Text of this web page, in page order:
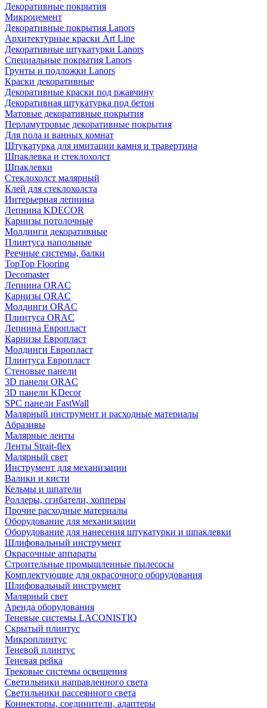
Декоративные покрытия
Микроцемент
Декоративные покрытия Lanors
Архитектурные краски Art Line
Декоративные штукатурки Lanors
Специальные покрытия Lanors
Грунты и подложки Lanors
Краски декоративные
Декоративные краски под ржавчину
Декоративная штукатурка под бетон
Матовые декоративные покрытия
Перламутровые декоративные покрытия
Для пола и ванных комнат
Штукатурка для имитации камня и травертина
Шпаклевка и стеклохолст
Шпаклевки
Стеклохолст малярный
Клей для стеклохолста
Интерьерная лепнина
Лепнина KDECOR
Карнизы потолочные
Молдинги декоративные
Плинтуса напольные
Реечные системы, балки
TopTop Flooring
Decomaster
Лепнина ORAC
Карнизы ORAC
Молдинги ORAC
Плинтуса ORAC
Лепнина Европласт
Карнизы Европласт
Молдинги Европласт
Плинтуса Европласт
Стеновые панели
3D панели ORAC
3D панели KDecor
SPC панели FastWall
Малярный инструмент и расходные материалы
Абразивы
Малярные ленты
Ленты Strait-flex
Малярный свет
Инструмент для механизации
Валики и кисти
Кельмы и шпатели
Роллеры, сгибатели, хопперы
Прочие расходные материалы
Оборудование для механизации
Оборудование для нанесения штукатурки и шпаклевки
Шлифовальный инструмент
Окрасочные аппараты
Строительные промышленные пылесосы
Комплектующие для окрасочного оборудования
Шлифовальный инструмент
Малярный свет
Аренда оборудования
Теневые системы LACONISTIQ
Скрытый плинтус
Микроплинтус
Теневой плинтус
Теневая рейка
Трековые системы освещения
Светильники направленного света
Светильники рассеянного света
Коннекторы, соединители, адаптеры